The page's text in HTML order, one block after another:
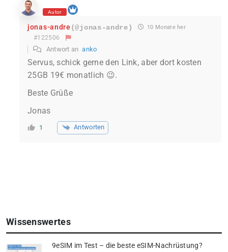
Autor
jonas-andre(@jonas-andre) 10 Monate her
#122506
Antwort ananko
Servus, schick gerne den Link, aber dort kosten
25GB 19€ monatlich 😉.
Beste Grüße
Jonas
1 Antworten
Wissenswertes
9eSIM im Test – die beste eSIM-Nachrüstung?